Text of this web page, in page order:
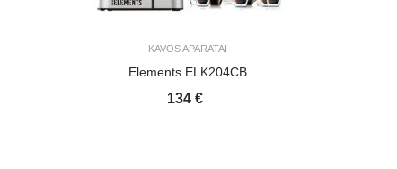
KAVOS APARATAI
Elements ELK204CB
134 €